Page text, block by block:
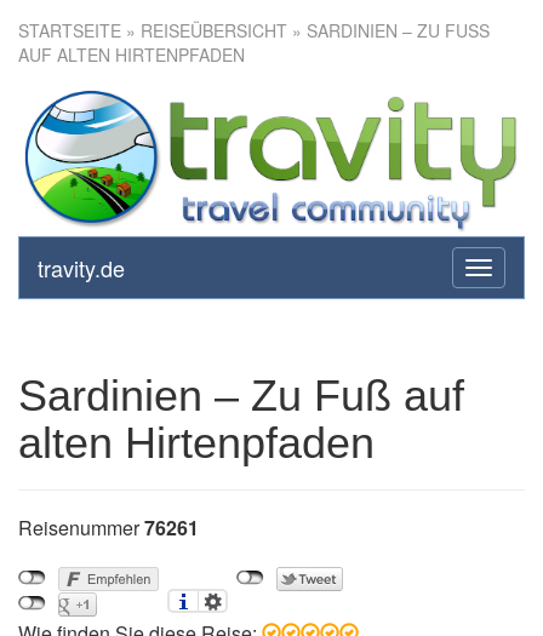
STARTSEITE » REISEÜBERSICHT » SARDINIEN – ZU FUSS A
UF ALTEN HIRTENPFADEN
toggle
travity.de
Sardinien – Zu Fuß auf alten
Hirtenpfaden
Sardinien – Zu Fuß auf
alten Hirtenpfaden
Reisenummer76261